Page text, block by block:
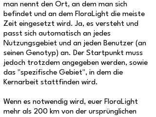
man nennt den Ort, an dem man sich
befindet und an dem FloraLight die meiste
Zeit eingesetzt wird. Ja, es versteht und
passt sich automatisch an jedes
Nutzungsgebiet und an jeden Benutzer (an
seinen Genotyp) an. Der Startpunkt muss
jedoch trotzdem angegeben werden, sowie
das "spezifische Gebiet", in dem die
Kernarbeit stattfinden wird.
Wenn es notwendig wird, euer FloraLight
mehr als 200 km von der ursprünglichen